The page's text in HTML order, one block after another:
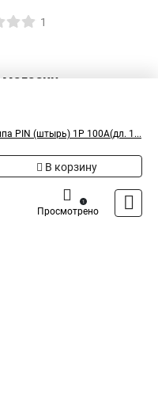
1
PIN (штырь) 1Р 100А(дл. 1...
В корзину
Просмотрено
1